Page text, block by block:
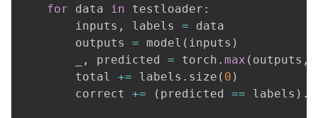
for data in testloader :
        inputs
, labels = data
        outputs
= model ( inputs )
, predicted = torch . max ( outputs ,
        total
+= labels . size ( 0 )
        correct
+= ( predicted == labels ) .